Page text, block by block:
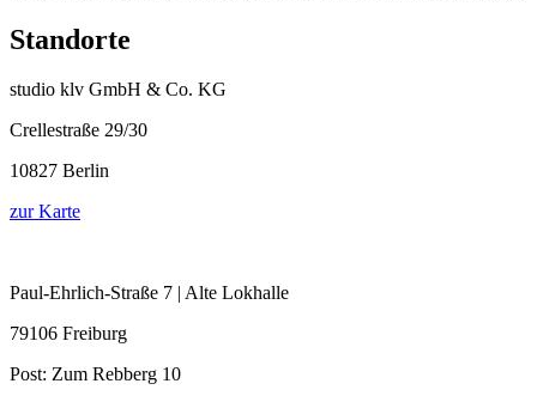
Standorte
studio klv GmbH & Co. KG
Crellestraße 29/30
10827 Berlin
zur Karte
Paul-Ehrlich-Straße 7 | Alte Lokhalle
79106 Freiburg
Post: Zum Rebberg 10